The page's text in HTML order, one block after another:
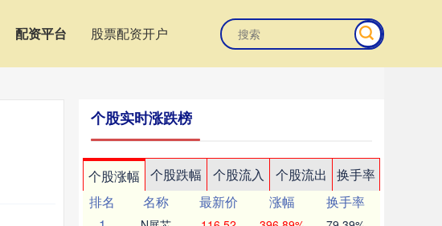
配资平台 股票配资开户
个股实时涨跌榜
个股涨幅 个股跌幅 个股流入 个股流出
换手率
排名
名称 最新价 涨幅
换手率